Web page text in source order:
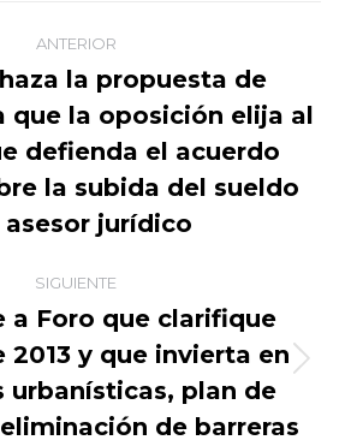
ANTERIOR
Publicación
anterior:
la propuesta de
que la oposición elija al
defienda el acuerdo
la subida del sueldo
asesor jurídico
SIGUIENTE
Publicación
siguiente:
a Foro que clarifique
2013 y que invierta en
urbanísticas, plan de
de barreras